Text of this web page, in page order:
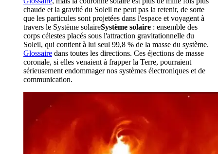
chaude et la gravité du Soleil ne peut pas la retenir, de sorte
que les particules sont projetées dans l'espace et voyagent à
travers le Système solaireSystème solaire : ensemble des
corps célestes placés sous l'attraction gravitationnelle du
Soleil, qui contient à lui seul 99,8 % de la masse du système.
Glossaire dans toutes les directions. Ces éjections de masse
coronale, si elles venaient à frapper la Terre, pourraient
sérieusement endommager nos systèmes électroniques et de
communication.